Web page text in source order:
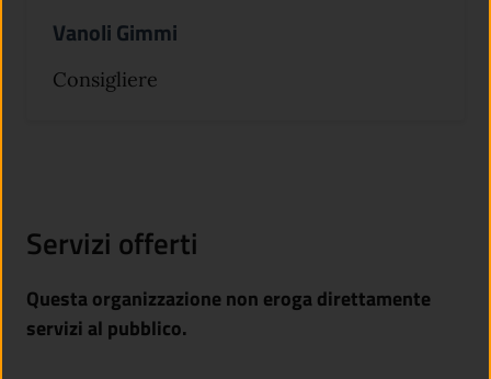
Vanoli Gimmi
Consigliere
Servizi offerti
Questa organizzazione non eroga direttamente
servizi al pubblico.